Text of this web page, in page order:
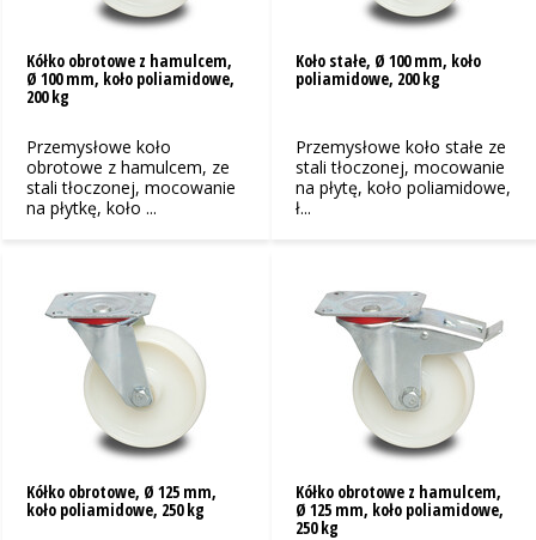
Kółko obrotowe z hamulcem,
Ø 100 mm, koło poliamidowe,
200 kg
Przemysłowe koło
obrotowe z hamulcem, ze
stali tłoczonej, mocowanie
na płytkę, koło ...
Koło stałe, Ø 100 mm, koło
poliamidowe, 200 kg
Przemysłowe koło stałe ze
stali tłoczonej, mocowanie
na płytę, koło poliamidowe,
ł...
Kółko obrotowe, Ø 125 mm,
koło poliamidowe, 250 kg
Kółko obrotowe z hamulcem,
Ø 125 mm, koło poliamidowe,
250 kg